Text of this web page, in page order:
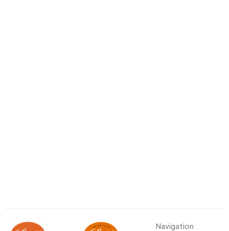
Navigation